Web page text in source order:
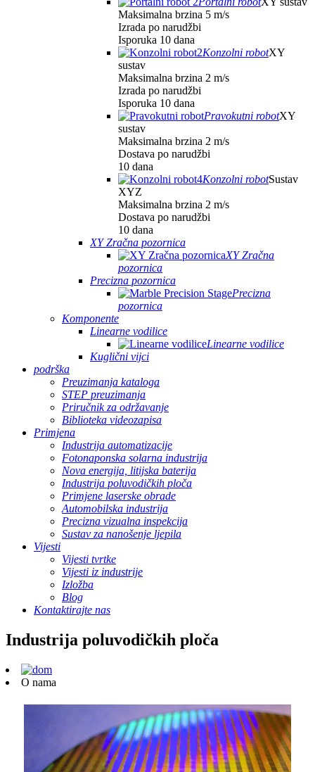
Maksimalna brzina 5 m/s
Izrada po narudžbi
Isporuka 10 dana
Konzolni robotXY
sustav
Maksimalna brzina 2 m/s
Izrada po narudžbi
Isporuka 10 dana
Pravokutni robotXY
sustav
Maksimalna brzina 2 m/s
Dostava po narudžbi
10 dana
Konzolni robotSustav
XYZ
Maksimalna brzina 2 m/s
Dostava po narudžbi
10 dana
XY Zračna pozornica
XY Zračna
pozornica
Precizna pozornica
Precizna
pozornica
Komponente
Linearne vodilice
Linearne vodilice
Kuglični vijci
podrška
Preuzimanja kataloga
STEP preuzimanja
Priručnik za održavanje
Biblioteka videozapisa
Primjena
Industrija automatizacije
Fotonaponska solarna industrija
Nova energija, litijska baterija
Industrija poluvodičkih ploča
Primjene laserske obrade
Automobilska industrija
Precizna vizualna inspekcija
Sustav za nanošenje ljepila
Vijesti
Vijesti tvrtke
Vijesti iz industrije
Izložba
Blog
Kontaktirajte nas
Industrija poluvodičkih ploča
O nama